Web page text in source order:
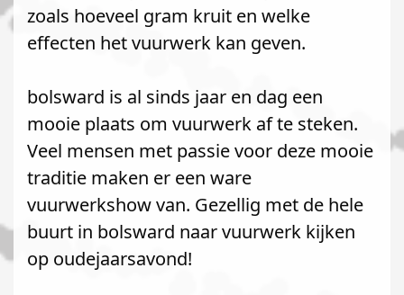
zoals hoeveel gram kruit en welke
effecten het vuurwerk kan geven.
bolsward is al sinds jaar en dag een
mooie plaats om vuurwerk af te steken.
Veel mensen met passie voor deze mooie
traditie maken er een ware
vuurwerkshow van. Gezellig met de hele
buurt in bolsward naar vuurwerk kijken
op oudejaarsavond!